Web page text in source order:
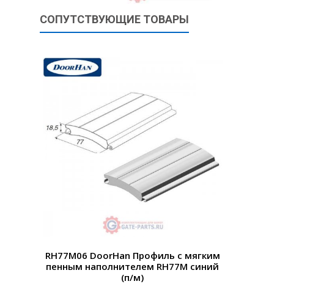
СОПУТСТВУЮЩИЕ ТОВАРЫ
RH77M06 DoorHan Профиль с мягким
пенным наполнителем RH77M синий
(п/м)